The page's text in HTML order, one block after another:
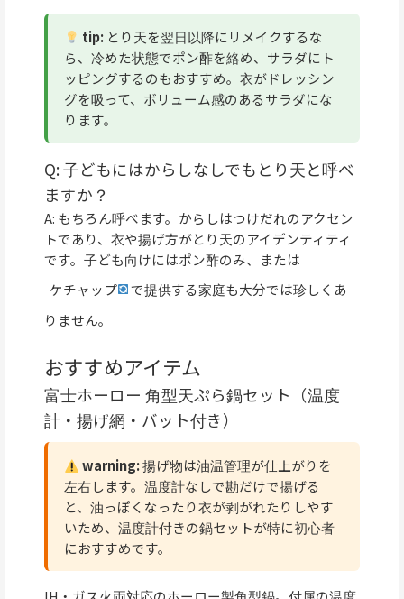
tip:とり天を翌日以降にリメイクするな
ら、冷めた状態でポン酢を絡め、サラダにト
ッピングするのもおすすめ。衣がドレッシン
グを吸って、ボリューム感のあるサラダにな
ります。
Q: 子どもにはからしなしでもとり天と呼べ
ますか？
A: もちろん呼べます。からしはつけだれのアクセン
トであり、衣や揚げ方がとり天のアイデンティティ
です。子ども向けにはポン酢のみ、または
ケチャップ
で提供する家庭も大分では珍しくあ
りません。
おすすめアイテム
富士ホーロー 角型天ぷら鍋セット（温度
計・揚げ網・バット付き）
warning:揚げ物は油温管理が仕上がりを
左右します。温度計なしで勘だけで揚げる
と、油っぽくなったり衣が剥がれたりしやす
いため、温度計付きの鍋セットが特に初心者
におすすめです。